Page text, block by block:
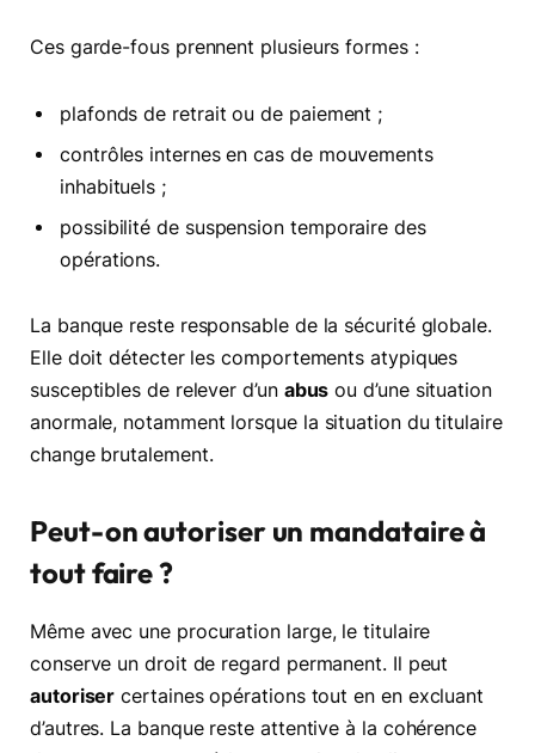
Ces garde-fous prennent plusieurs formes :
plafonds de retrait ou de paiement ;
contrôles internes en cas de mouvements
inhabituels ;
possibilité de suspension temporaire des
opérations.
La banque reste responsable de la sécurité globale.
Elle doit détecter les comportements atypiques
susceptibles de relever d’un abus ou d’une situation
anormale, notamment lorsque la situation du titulaire
change brutalement.
Peut-on autoriser un mandataire à
tout faire ?
Même avec une procuration large, le titulaire
conserve un droit de regard permanent. Il peut
autoriser certaines opérations tout en en excluant
d’autres. La banque reste attentive à la cohérence